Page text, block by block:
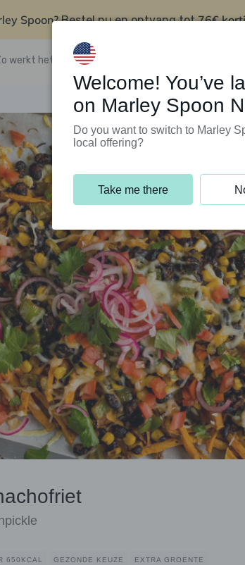
Spoon?Bestel nu en ontvang tot76€
werkt het Klantenservice
650KCAL GEZONDE KEUZE EXTRA GROENTE
Welcome! You’ve
on Marley Spoon
Do you want to switch to Marley
local offering?
Take me there